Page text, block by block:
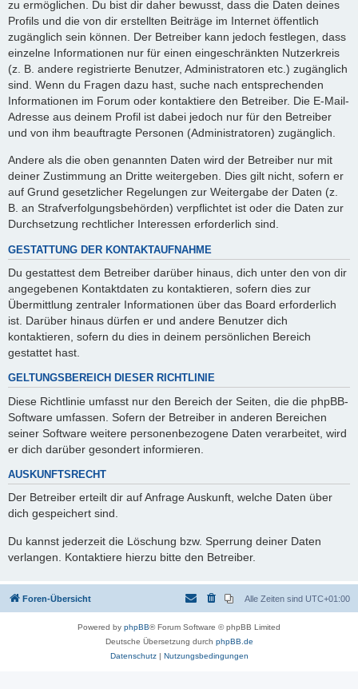
zu ermöglichen. Du bist dir daher bewusst, dass die Daten deines
Profils und die von dir erstellten Beiträge im Internet öffentlich
zugänglich sein können. Der Betreiber kann jedoch festlegen, dass
einzelne Informationen nur für einen eingeschränkten Nutzerkreis
(z. B. andere registrierte Benutzer, Administratoren etc.) zugänglich
sind. Wenn du Fragen dazu hast, suche nach entsprechenden
Informationen im Forum oder kontaktiere den Betreiber. Die E-Mail-
Adresse aus deinem Profil ist dabei jedoch nur für den Betreiber
und von ihm beauftragte Personen (Administratoren) zugänglich.
Andere als die oben genannten Daten wird der Betreiber nur mit
deiner Zustimmung an Dritte weitergeben. Dies gilt nicht, sofern er
auf Grund gesetzlicher Regelungen zur Weitergabe der Daten (z.
B. an Strafverfolgungsbehörden) verpflichtet ist oder die Daten zur
Durchsetzung rechtlicher Interessen erforderlich sind.
GESTATTUNG DER KONTAKTAUFNAHME
Du gestattest dem Betreiber darüber hinaus, dich unter den von dir
angegebenen Kontaktdaten zu kontaktieren, sofern dies zur
Übermittlung zentraler Informationen über das Board erforderlich
ist. Darüber hinaus dürfen er und andere Benutzer dich
kontaktieren, sofern du dies in deinem persönlichen Bereich
gestattet hast.
GELTUNGSBEREICH DIESER RICHTLINIE
Diese Richtlinie umfasst nur den Bereich der Seiten, die die phpBB-
Software umfassen. Sofern der Betreiber in anderen Bereichen
seiner Software weitere personenbezogene Daten verarbeitet, wird
er dich darüber gesondert informieren.
AUSKUNFTSRECHT
Der Betreiber erteilt dir auf Anfrage Auskunft, welche Daten über
dich gespeichert sind.
Du kannst jederzeit die Löschung bzw. Sperrung deiner Daten
verlangen. Kontaktiere hierzu bitte den Betreiber.
Foren-Übersicht Alle Zeiten sind UTC+01:00
Powered by phpBB® Forum Software © phpBB Limited
Deutsche Übersetzung durch phpBB.de
Datenschutz| Nutzungsbedingungen